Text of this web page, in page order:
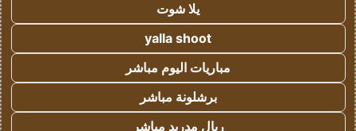
يلا شوت
yalla shoot
مباريات اليوم مباشر
برشلونة مباشر
ريال مدريد مباشر